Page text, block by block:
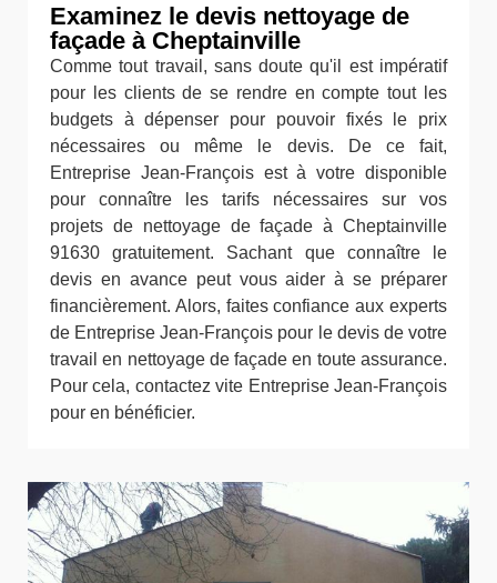
Examinez le devis nettoyage de
façade à Cheptainville
Comme tout travail, sans doute qu'il est impératif
pour les clients de se rendre en compte tout les
budgets à dépenser pour pouvoir fixés le prix
nécessaires ou même le devis. De ce fait,
Entreprise Jean-François est à votre disponible
pour connaître les tarifs nécessaires sur vos
projets de nettoyage de façade à Cheptainville
91630 gratuitement. Sachant que connaître le
devis en avance peut vous aider à se préparer
financièrement. Alors, faites confiance aux experts
de Entreprise Jean-François pour le devis de votre
travail en nettoyage de façade en toute assurance.
Pour cela, contactez vite Entreprise Jean-François
pour en bénéficier.